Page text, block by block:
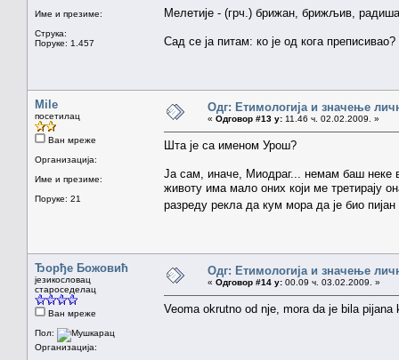
Име и презиме:
Струка:
Поруке: 1.457
Мелетије - (грч.) брижан, брижљив,
Сад се ја питам: ко је од кога преписивао?
Mile
посетилац
Ван мреже
Организација:
Име и презиме:
Поруке: 21
Одг: Етимологија и значење
« Одговор #13 у: 11.46 ч. 02.02.2009. »
Шта је са именом Урош?
Ја сам, иначе, Миодраг... немам баш неке
животу има мало оних који ме третирају
разреду рекла да кум мора да је био
Ђорђе Божовић
језикословац
староседелац
Ван мреже
Пол:
Организација:
Одг: Етимологија и значење
« Одговор #14 у: 00.09 ч. 03.02.2009. »
Veoma okrutno od nje, mora da je bila